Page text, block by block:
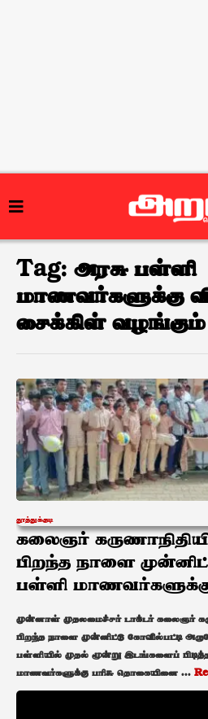
Tag: அரசு பள்ளி
மாணவர்களுக்கு
சைக்கிள் வழங்கும்
தூத்துக்குடி
கலைஞர்
பிறந்த நாளை
பள்ளி மாணவர்களுக்கு
முன்னாள் முதலமைச்சர் டாக்டர் கலைஞர்
பிறந்த நாளை முன்னிட்டு கோவில்பட்டி
பள்ளியில் முதல் மூன்று இடங்களைப்
மாணவர்களுக்கு பரிசு தொகையினை ...